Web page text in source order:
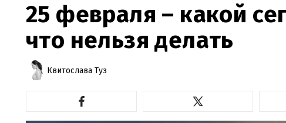
25 февраля – какой
что нельзя делать
Квитослава Туз